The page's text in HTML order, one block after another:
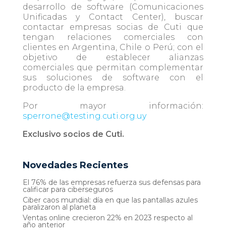
desarrollo de software (Comunicaciones
Unificadas y Contact Center), buscar
contactar empresas socias de Cuti que
tengan relaciones comerciales con
clientes en Argentina, Chile o Perú; con el
objetivo de establecer alianzas
comerciales que permitan complementar
sus soluciones de software con el
producto de la empresa.
Por mayor información:
sperrone@testing.cuti.org.uy
Exclusivo socios de Cuti.
Novedades Recientes
El 76% de las empresas refuerza sus defensas para
calificar para ciberseguros
Ciber caos mundial: día en que las pantallas azules
paralizaron al planeta
Ventas online crecieron 22% en 2023 respecto al
año anterior